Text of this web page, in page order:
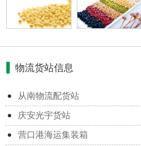
物流货站信息
从南物流配货站
庆安光宇货站
营口港海运集装箱